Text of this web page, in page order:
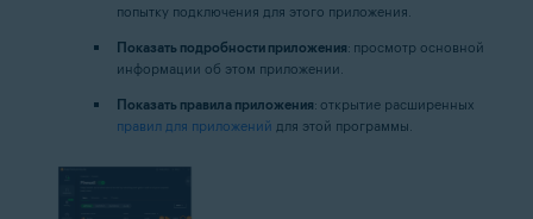
попытку подключения для этого приложения.
Показать подробности приложения: просмотр основной
информации об этом приложении.
Показать правила приложения: открытие расширенных
правил для приложений для этой программы.